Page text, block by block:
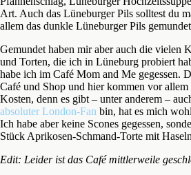
Art. Auch das Lüneburger Pils solltest du
allem das dunkle Lüneburger Pils
Gemundet haben mir aber auch die vielen
und Torten, die ich in Lüneburg probiert
habe ich im Café Mom and Me gegessen.
Café und Shop und hier kommen vor
Kosten, denn es gibt – unter anderem –
absoluter London-Fan bin, hat es mich
Ich habe aber keine Scones gegessen,
Stück Aprikosen-Schmand-Torte mit
Edit: Leider ist das Café mittlerweile